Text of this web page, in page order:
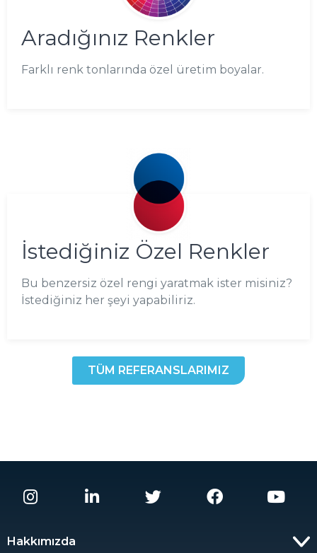
Aradığınız Renkler
Farklı renk tonlarında özel üretim boyalar.
İstediğiniz Özel Renkler
Bu benzersiz özel rengi yaratmak ister misiniz?
İstediğiniz her şeyi yapabiliriz.
TÜM REFERANSLARIMIZ
Hakkımızda